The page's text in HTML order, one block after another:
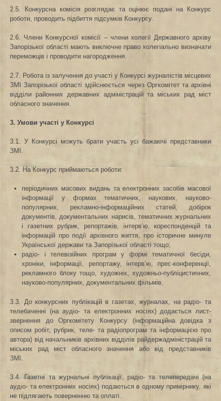
2.5. Конкурсна комісія розглядає та оцінює подані на Конкурс
роботи, проводить підбиття підсумків Конкурсу.
2.6. Члени Конкурсної комісії – члени колегії Державного архіву
Запорізької області мають виключне право колегіально визначати
переможців і проводити нагородження.
2.7. Робота із залучення до участі у Конкурсі журналістів місцевих
ЗМІ Запорізької області здійснюється через Оргкомітет та архівні
відділи районних державних адміністрацій та міських рад міст
обласного значення.
3. Умови участі у Конкурсі
3.1. У Конкурсі можуть брати участь усі бажаючі представники
ЗМІ.
3.2. На Конкурс приймаються роботи:
періодичних масових видань та електронних засобів масової
інформації у формах тематичних, наукових, науково-
популярних, рекламно-інформаційних статей, добірок
документів, документальних нарисів, тематичних журнальних
і газетних рубрик, репортажів, інтерв’ю, кореспонденцій та
інформацій про події архівного життя, про історичне минуле
Української держави та Запорізької області тощо;
радіо- і телевізійних програм у формі тематичної бесіди,
хроніки, інформації, репортажу, інтерв’ю, прес-конференції,
рекламного блоку тощо, художніх, художньо-публіцистичних,
науково-популярних, документальних фільмів.
3.3. До конкурсних публікацій в газетах, журналах, на радіо- та
телебаченні (на аудіо- та електронних носіях) додається лист-
звернення до Оргкомітету Конкурсу (інформаційна довідка з
описом робіт, рубрик, теле- та радіопрограм та інформацією про
автора) від начальників архівних відділів райдержадміністрацій та
міських рад міст обласного значення або від представників
ЗМІ.
3.4. Газетні та журнальні публікації, радіо- та телепередачі (на
аудіо- та електронних носіях) подаються в одному примірнику, які
не підлягають поверненню та оплаті.